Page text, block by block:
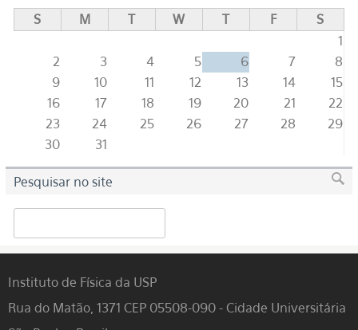
S M T W T F
S
1
2
3 4 5 6 7
8
9
10 11 12 13 14
15
16
17 18 19 20 21
22
23
24 25 26 27 28
29
30
31
Pesquisar no site
Instituto de Física da USP
Rua do Matão, 1371 CEP 05508-090 - Cidade Universitária